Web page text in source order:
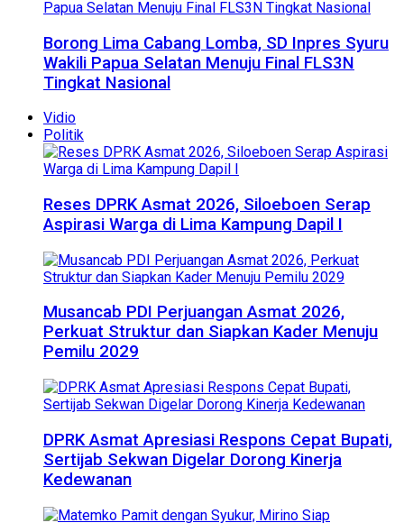
Borong Lima Cabang Lomba, SD Inpres Syuru
Wakili Papua Selatan Menuju Final FLS3N
Tingkat Nasional
Vidio
Politik
Reses DPRK Asmat 2026, Siloeboen Serap
Aspirasi Warga di Lima Kampung Dapil I
Musancab PDI Perjuangan Asmat 2026,
Perkuat Struktur dan Siapkan Kader Menuju
Pemilu 2029
DPRK Asmat Apresiasi Respons Cepat Bupati,
Sertijab Sekwan Digelar Dorong Kinerja
Kedewanan